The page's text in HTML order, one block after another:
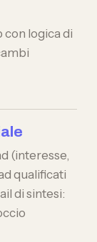
logica di
(interesse,
qualificati
di sintesi: